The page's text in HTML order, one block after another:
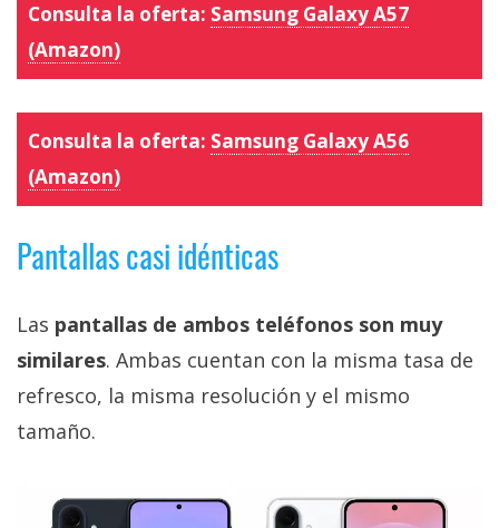
Consulta la oferta: Samsung Galaxy A57
(Amazon)
Consulta la oferta: Samsung Galaxy A56
(Amazon)
Pantallas casi idénticas
Las pantallas de ambos teléfonos son muy
similares. Ambas cuentan con la misma tasa de
refresco, la misma resolución y el mismo
tamaño.